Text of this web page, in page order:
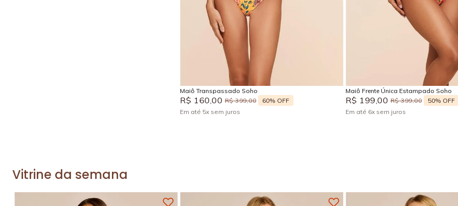
M
Adicionar na sacola
Maiô Transpassado Soho
R$ 160,00 R$ 399,00 60% OFF
Em até 5x sem juros
G
Adicionar na sacola
Maiô Frente Única Estampado Soho
R$ 199,00 R$ 399,00 50% OFF
Em até 6x sem juros
Vitrine da semana